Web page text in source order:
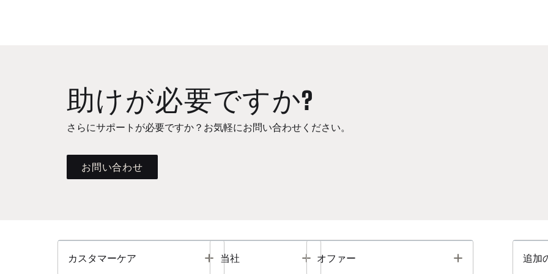
助けが必要ですか?
さらにサポートが必要ですか？お気軽にお問い合わせください。
お問い合わせ
カスタマーケア Toggle
当社 Toggle
オファー Toggle 追加